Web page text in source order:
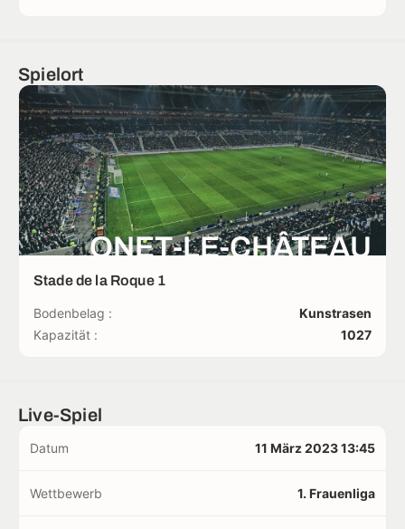
Spielort
ONET-LE-CHÂTEAU
Stade de la Roque 1
Bodenbelag :
Kunstrasen
Kapazität :
1027
Live-Spiel
Datum 11 März 2023 13:45
Wettbewerb 1. Frauenliga